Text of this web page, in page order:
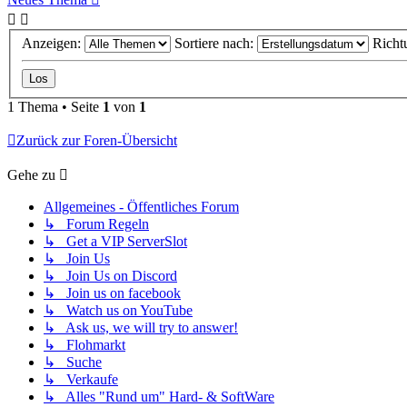
Anzeigen: Sortiere nach:
1 Thema • Seite 1 von 1
Zurück zur Foren-Übersicht
Gehe zu
Allgemeines - Öffentliches Forum
↳ Forum Regeln
↳ Get a VIP ServerSlot
↳ Join Us
↳ Join Us on Discord
↳ Join us on facebook
↳ Watch us on YouTube
↳ Ask us, we will try to answer!
↳ Flohmarkt
↳ Suche
↳ Verkaufe
↳ Alles "Rund um" Hard- & SoftWare